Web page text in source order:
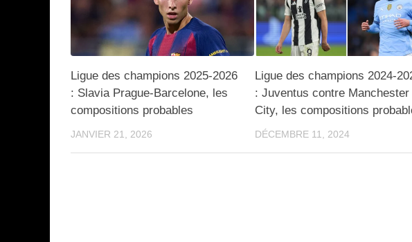
Ligue des champions 2025-2026
: Slavia Prague-Barcelone, les
compositions probables
JANVIER 21, 2026
Ligue des champions 2024-
: Juventus contre Manchester
City, les compositions
DÉCEMBRE 11, 2024